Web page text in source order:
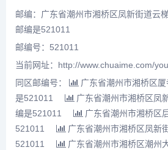
邮编：广东省潮州市湘桥区凤新街道云
邮编是521011
邮编号：521011
当前网址：http://www.chuaime.com/
同区邮编号：
广东省潮州市湘桥区
是521011
广东省潮州市湘桥区凤
编是521011
广东省潮州市湘桥区
521011
广东省潮州市湘桥区凤新
521011
广东省潮州市湘桥区潮州